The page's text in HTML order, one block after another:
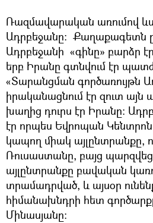
Ռազմավարական առումով ևս
Ադրբեջանը: Քաղաքագետն
Ադրբեջանի «գինը» բարձր
երբ Իրանը գտնվում էր
«Տարանցման գործառույթն
իրականացնում էր զուտ
խաղից դուրս էր Իրանը:
էր որպես Եվրոպան
կապող միակ այլընտրանքը,
Ռուսաստանը, բայց
այլընտրանքը բավական
տրամադրված, և այսօր
հիմանախնդրի հետ
Մինասյանը: